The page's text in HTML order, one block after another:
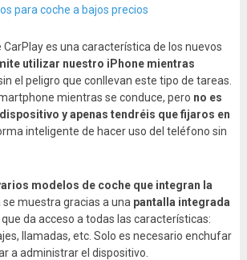
para coche a bajos precios
es una característica de los nuevos
utilizar nuestro iPhone mientras
el peligro que conllevan este tipo de tareas.
mientras se conduce, pero no es
y apenas tendréis que fijaros en
inteligente de hacer uso del teléfono sin
modelos de coche que integran la
se muestra gracias a una pantalla integrada
que da acceso a todas las características:
llamadas, etc. Solo es necesario enchufar
a administrar el dispositivo.